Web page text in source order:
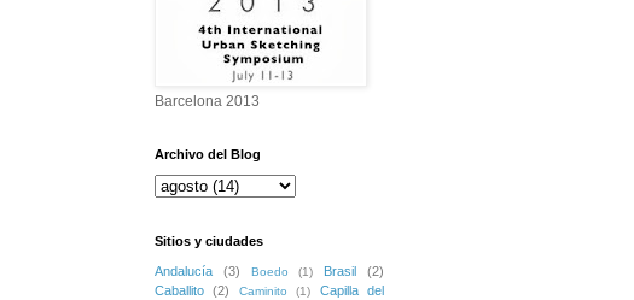
Barcelona 2013
Archivo del Blog
Sitios y ciudades
Andalucía (3) Boedo (1) Brasil
(2)
Caballito
(2) Caminito (1)
Capilla del